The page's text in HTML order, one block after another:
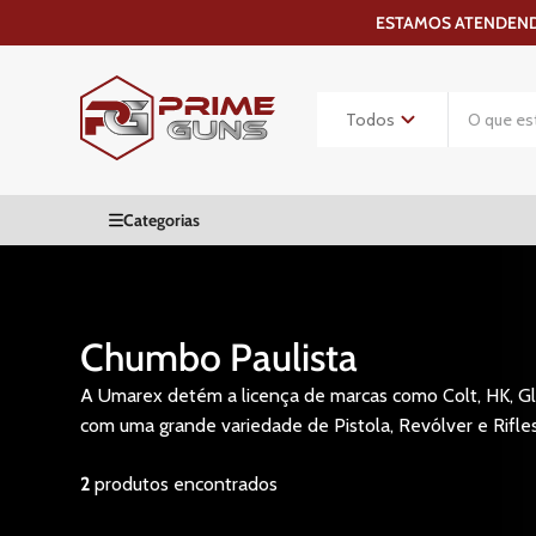
ESTAMOS
Chumbo Paulista
A Umarex detém a licença de marcas como Colt, HK,
com uma grande variedade de Pistola, Revólver e
2produtos